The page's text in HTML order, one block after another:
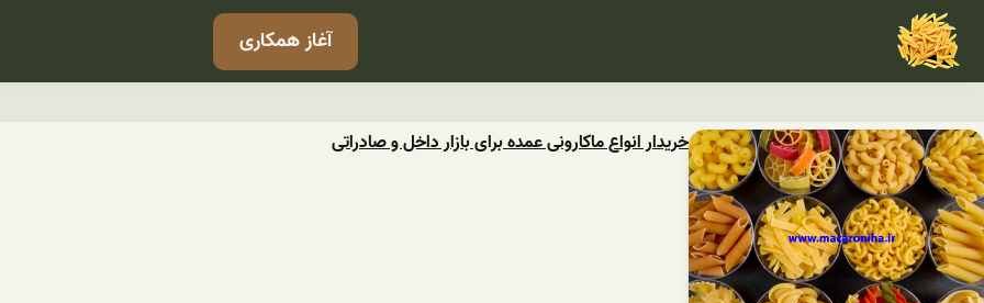
آغاز همکاری
خریدار انواع ماکارونی عمده برای بازار داخل و صادراتی